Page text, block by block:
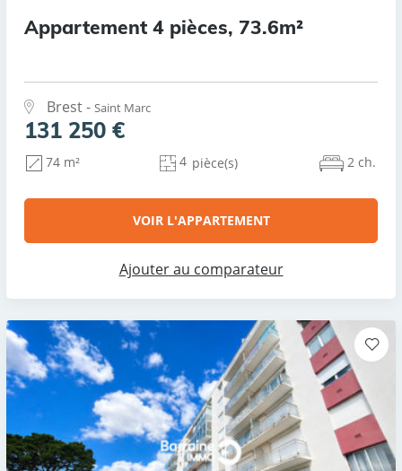
Appartement 4 pièces, 73.6m²
Brest - Saint Marc
131 250 €
74 m² 4 pièce(s) 2 ch.
VOIR L'APPARTEMENT
Ajouter au comparateur